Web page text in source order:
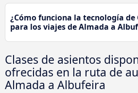
¿Cómo funciona la tecnología de
para los viajes de Almada a
Clases de asientos
ofrecidas en la ruta de
Almada a Albufeira